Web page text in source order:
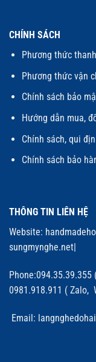
CHÍNH SÁCH
Phương thức
Phương thức vận
Chính sách bảo
Hướng dẫn mua,
Chính sách, qui
Chính sách bảo
THÔNG TIN LIÊN HỆ
Website:
sungmynghe.net|
Phone:094.35.39.355
0981.918.911 ( Zalo,
Email: